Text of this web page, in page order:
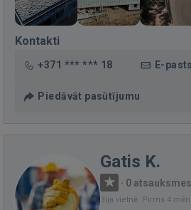
Kontakti
+371 *** *** 18 E-pasts
Piedāvāt pasūtījumu
Gatis K.
· 0 atsauksmes
Bija vietnē: Pirms 4 mēn.